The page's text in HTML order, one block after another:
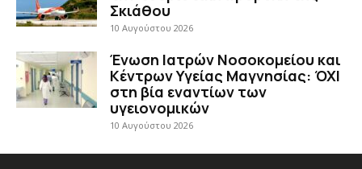
Σκιάθου
10 Αυγούστου 2026
Ένωση Ιατρών Νοσοκομείου και
Κέντρων Υγείας Μαγνησίας: ΌΧΙ
στη βία εναντίων των
υγειονομικών
10 Αυγούστου 2026